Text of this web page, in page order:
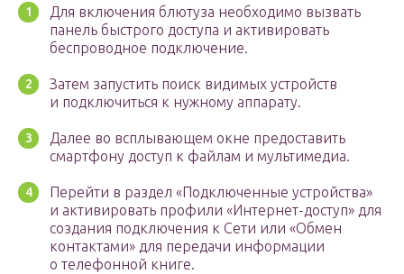
Для включения блютуза необходимо вызвать
панель быстрого доступа и активировать
беспроводное подключение.
Затем запустить поиск видимых устройств
и подключиться к нужному аппарату.
Далее во всплывающем окне предоставить
смартфону доступ к файлам и мультимедиа.
Перейти в раздел «Подключенные устройства»
и активировать профили «Интернет-доступ» для
создания подключения к Сети или «Обмен
контактами» для передачи информации
о телефонной книге.